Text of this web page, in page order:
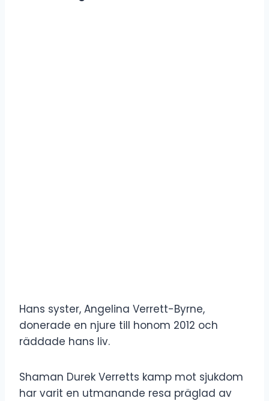
Hans syster, Angelina Verrett-Byrne,
donerade en njure till honom 2012 och
räddade hans liv.
Shaman Durek Verretts kamp mot sjukdom
har varit en utmanande resa präglad av